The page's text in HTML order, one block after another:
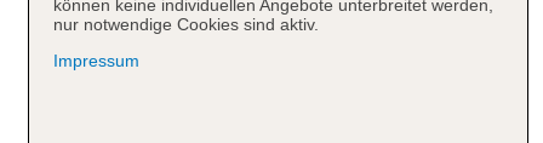
Geschäftstätigkeiten ist ein Faxgerät verfügbar.
24h Rezeption
können keine individuellen Angebote unterbreitet werden,
nur notwendige Cookies sind aktiv.
Impressum